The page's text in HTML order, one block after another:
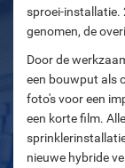
sproei-installatie.
genomen, de
Door de
een bouwput als
foto's voor een
een korte film.
nieuwe hybride